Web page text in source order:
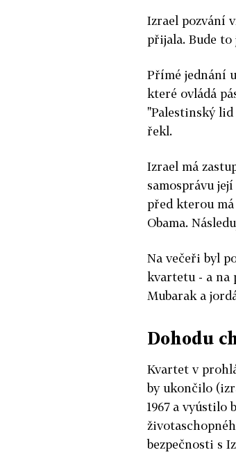
Izrael pozvání
přijala. Bude
Přímé jednání
které ovládá
"Palestinský
řekl.
Izrael má
samosprávu
před kterou
Obama.
Na večeři byl
kvartetu - a na
Mubarak a
Dohodu
Kvartet v
by ukončilo
1967 a vyústilo
bezpečnosti s